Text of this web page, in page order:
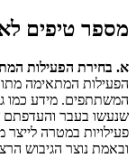
מספר טיפים
א. בחירת הפעילות
הפעילות המתאימה
המשתתפים. מידע כמו
שנעשו בעבר
פעילויות במטרה לייצר
ובאמת נוצר הגיבוש